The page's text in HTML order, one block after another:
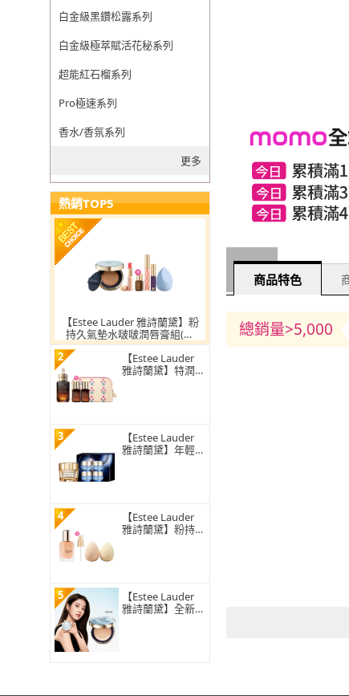
白金級黑鑽松露系列
白金級極萃賦活花秘系列
超能紅石榴系列
Pro極速系列
香水/香氛系列
更多
熱銷TOP5
【Estee Lauder 雅詩蘭黛】粉
持久氣墊水啵啵潤唇膏組(完
美鎖妝氣墊粉餅+水啵啵琉璃
潤唇膏/IU同款/底妝)
2
【Estee Lauder
雅詩蘭黛】特潤超
無酒精)
3
【Estee Lauder
雅詩蘭黛】年輕無
4
【Estee Lauder
雅詩蘭黛】粉持久
5
【Estee Lauder
雅詩蘭黛】全新上
商品特色
總銷量>5,000